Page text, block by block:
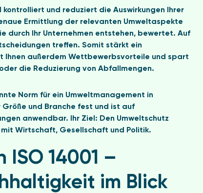
und reduziert die Auswirkungen Ihrer
Ermittlung der relevanten Umweltaspekte
durch Ihr Unternehmen entstehen, bewertet. Auf
treffen. Somit stärkt ein
Ihnen außerdem Wettbewerbsvorteile und spart
die Reduzierung von Abfallmengen.
Norm für ein Umweltmanagement in
und Branche fest und ist auf
anwendbar. Ihr Ziel: Den Umweltschutz
Wirtschaft, Gesellschaft und Politik.
14001 –
im Blick